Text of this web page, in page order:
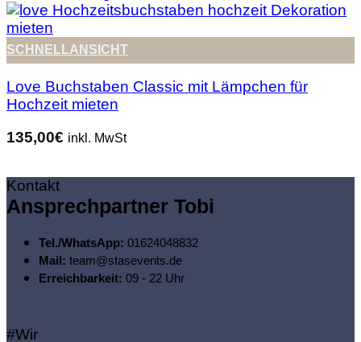
SCHNELLANSICHT
Love Buchstaben Classic mit Lämpchen für
Hochzeit mieten
135,00€ inkl. MwSt
Kontakt
Ansprechpartner Tobi
Tel./WhatsApp: 01624048832
Mail: team@stasevents.de
Erreichbarkeit: 09 - 22 Uhr
#Wir